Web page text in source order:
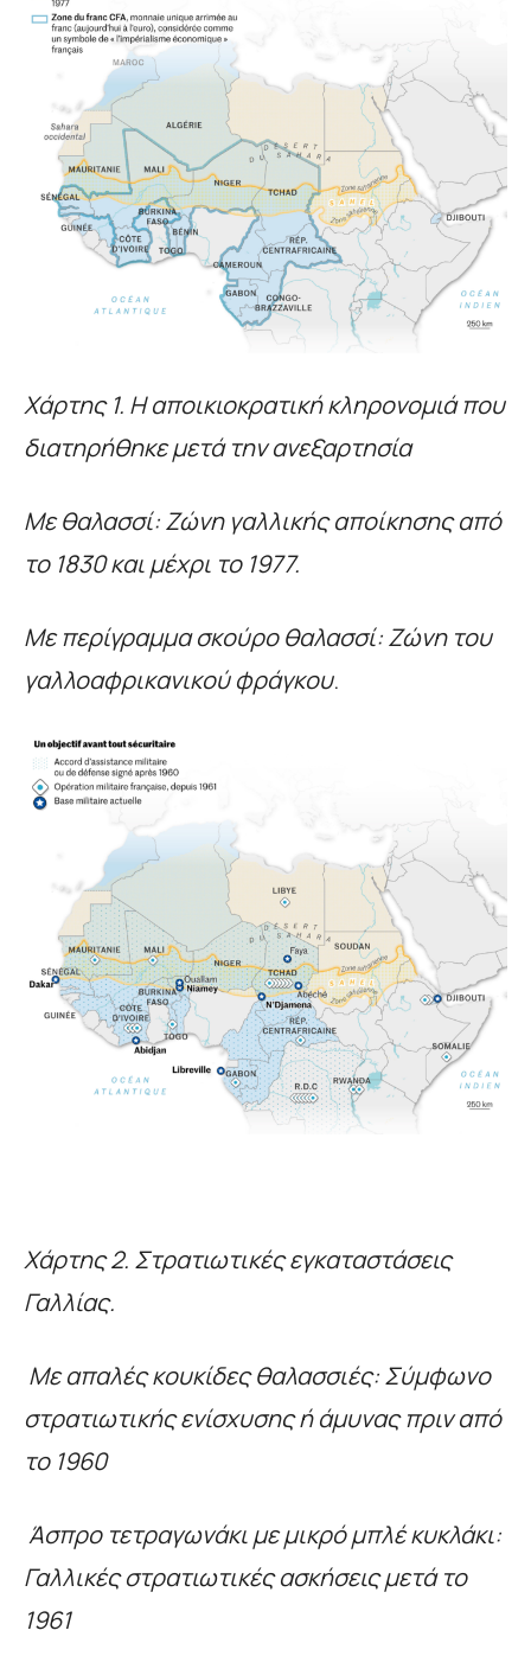
Χάρτης 1. Η αποικιοκρατική κληρονομιά που
διατηρήθηκε μετά την ανεξαρτησία
Με θαλασσί: Ζώνη γαλλικής αποίκησης από
το 1830 και μέχρι το 1977.
Με περίγραμμα σκούρο θαλασσί: Ζώνη του
γαλλοαφρικανικού φράγκου.
Χάρτης 2. Στρατιωτικές εγκαταστάσεις
Γαλλίας.
Με απαλές κουκίδες θαλασσιές: Σύμφωνο
στρατιωτικής ενίσχυσης ή άμυνας πριν από
το 1960
Άσπρο τετραγωνάκι με μικρό μπλέ κυκλάκι:
Γαλλικές στρατιωτικές ασκήσεις μετά το
1961